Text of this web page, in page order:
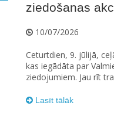
ziedošanas
10/07/2026
Ceturtdien, 9. jūlijā,
kas iegādāta par
ziedojumiem. Jau rīt
Lasīt tālāk